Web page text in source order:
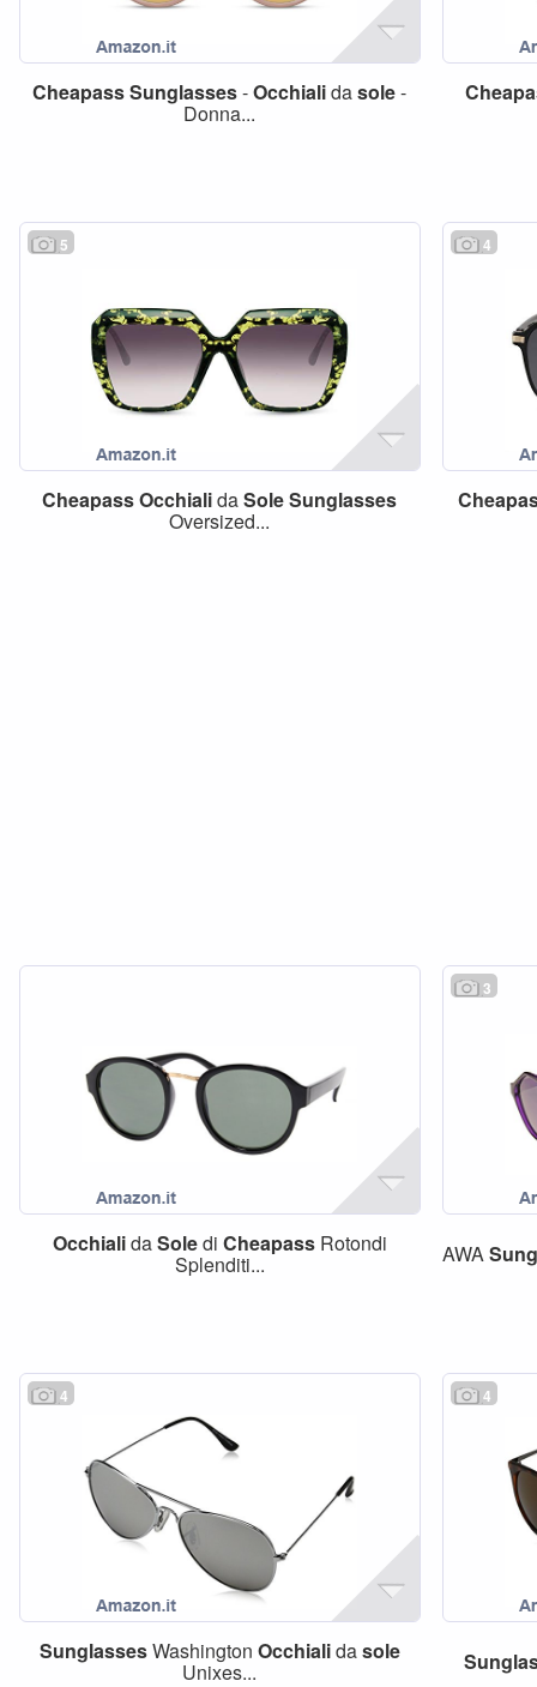
CheapassSunglasses-Occhialidasole-
Donna...
5
CheapassOcchialidaSoleSunglasses
Oversized...
4
OcchialidaSoledi CheapassRotondi
Splenditi...
3
AWA
4
SunglassesWashington Occhialidasole
Unixes...
4